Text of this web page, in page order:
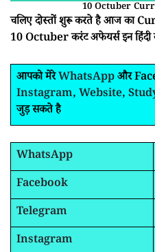
10 Octuber
चलिए दोस्तों शुरू करते है आज का
10 Octuber करंट अफेयर्स इन
आपको मेरेWhatsAppऔर
Instagram, Website,
जुड़ सकते है
WhatsApp
Facebook
Telegram
Instagram